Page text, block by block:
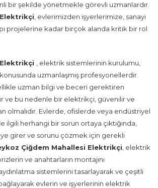
bir şekilde yönetmekle görevli uzmanlardır.
, evlerimizden işyerlerimize, sanayi
projelerine kadar birçok alanda kritik bir rol
, elektrik sistemlerinin kurulumu,
konusunda uzmanlaşmış profesyonellerdir.
uzman bilgi ve beceri gerektiren
ve bu nedenle bir elektrikçi, güvenilir ve
olmalıdır. Evlerde, ofislerde veya endüstriyel
herhangi bir sorun ortaya çıktığında,
girer ve sorunu çözmek için gerekli
Çiğdem Mahallesi Elektrikçi , elektrik
ve anahtarların montajını
sistemlerini tasarlayarak ve çeşitli
evlerin ve işyerlerinin elektrik